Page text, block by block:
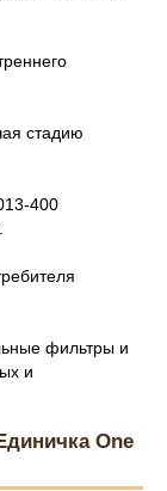
стадию
400
фильтры и
и
One